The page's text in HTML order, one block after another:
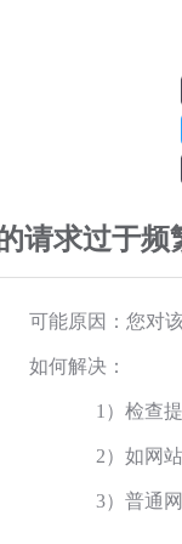
请求过于频
可能原因：您对
如何解决：
1）检查
2）如网
3）普通